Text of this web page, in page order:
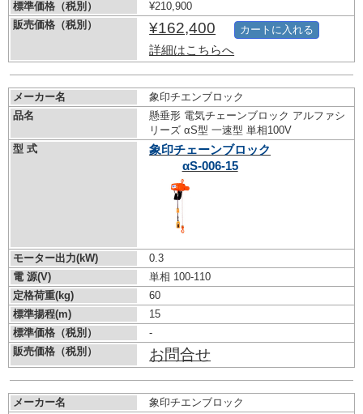
標準価格（税別）
¥210,900
販売価格（税別）
¥162,400
詳細はこちらへ
カートに入れる
メーカー名
象印チエンブロック
品名
懸垂形 電気チェーンブロック アルファシ
リーズ αS型 一速型 単相100V
型 式
象印チェーンブロック
αS-006-15
モーター出力(kW)
0.3
電 源(V)
単相 100-110
定格荷重(kg)
60
標準揚程(m)
15
標準価格（税別）
-
販売価格（税別）
お問合せ
メーカー名
象印チエンブロック